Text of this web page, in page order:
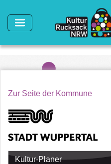
Zur Seite der Kommune
Kultur-Planer